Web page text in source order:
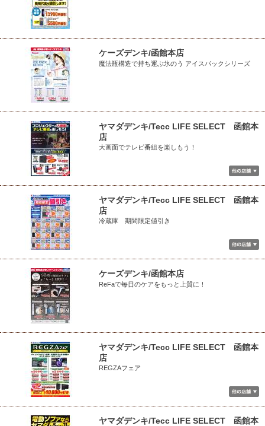
ケーズデンキ/函館本店
魔法瓶構造で持ち運ぶ氷のう アイスパックシリーズ
ヤマダデンキ/Tecc LIFE SELECT 函館本
店
大画面でテレビ番組を楽しもう！
ヤマダデンキ/Tecc LIFE SELECT 函館本
店
冷蔵庫 期間限定値引き
ケーズデンキ/函館本店
ReFaで毎日のケアをもっと上質に！
ヤマダデンキ/Tecc LIFE SELECT 函館本
店
REGZAフェア
ヤマダデンキ/Tecc LIFE SELECT 函館本